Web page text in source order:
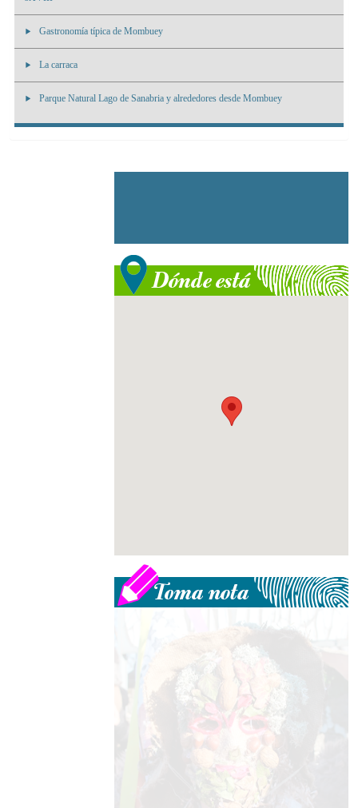
Gastronomía típica de Mombuey
La carraca
Parque Natural Lago de Sanabria y alrededores desde Mombuey